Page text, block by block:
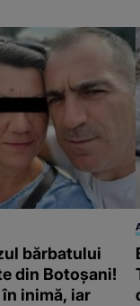
bărbatului
din Botoșani!
inimă, iar